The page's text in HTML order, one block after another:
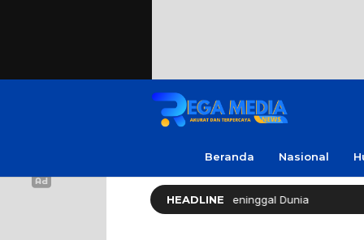
Beranda Nasional
HEADLINE
Soleh ‘No Viral No Justice’ Meninggal Dunia